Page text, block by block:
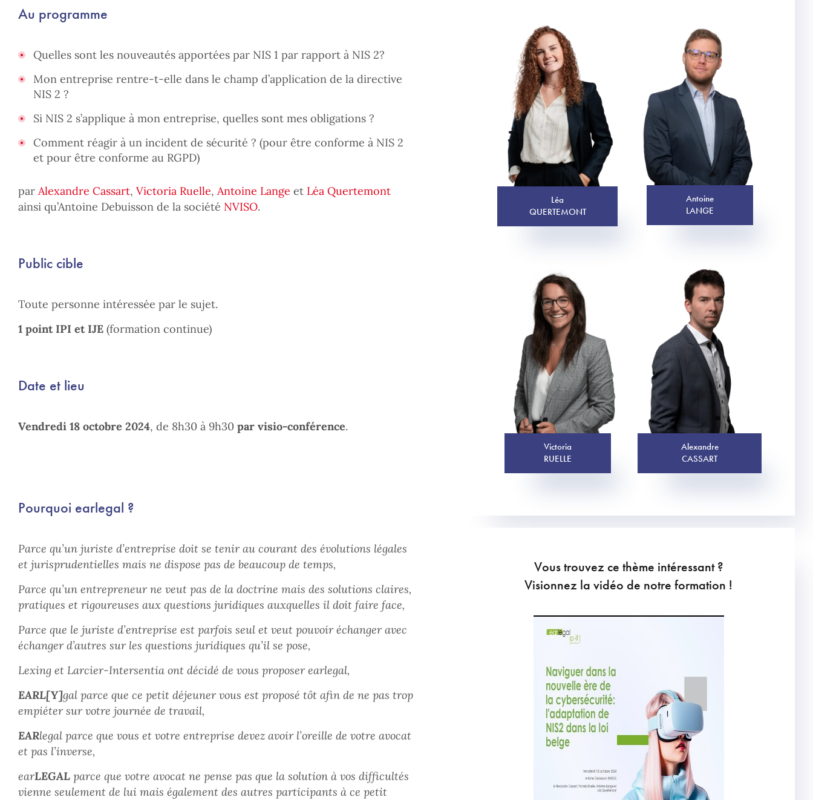
Au programme
Quelles sont les nouveautés apportées par NIS 1 par rapport à NIS 2?
Mon entreprise rentre-t-elle dans le champ d’application de la directive
NIS 2 ?
Si NIS 2 s’applique à mon entreprise, quelles sont mes obligations ?
Comment réagir à un incident de sécurité ? (pour être conforme à NIS 2
et pour être conforme au RGPD)
par Alexandre Cassart, Victoria Ruelle, Antoine Lange et Léa Quertemont
ainsi qu’Antoine Debuisson de la société NVISO.
Public cible
Toute personne intéressée par le sujet.
1 point IPI et IJE (formation continue)
Date et lieu
Vendredi 18 octobre 2024, de 8h30 à 9h30 par visio-conférence.
Pourquoi earlegal ?
Parce qu’un juriste d’entreprise doit se tenir au courant des évolutions légales
et jurisprudentielles mais ne dispose pas de beaucoup de temps,
Parce qu’un entrepreneur ne veut pas de la doctrine mais des solutions claires,
pratiques et rigoureuses aux questions juridiques auxquelles il doit faire face,
Parce que le juriste d’entreprise est parfois seul et veut pouvoir échanger avec
échanger d’autres sur les questions juridiques qu’il se pose,
Lexing et Larcier-Intersentia ont décidé de vous proposer earlegal,
EARL[Y]gal parce que ce petit déjeuner vous est proposé tôt afin de ne pas trop
empiéter sur votre journée de travail,
EARlegal parce que vous et votre entreprise devez avoir l’oreille de votre avocat
et pas l’inverse,
earLEGAL parce que votre avocat ne pense pas que la solution à vos difficultés
vienne seulement de lui mais également des autres participants à ce petit
Léa
QUERTEMONT
Antoine
LANGE
Victoria
RUELLE
Alexandre
CASSART
Vous trouvez ce thème intéressant ?
Visionnez la vidéo de notre formation !